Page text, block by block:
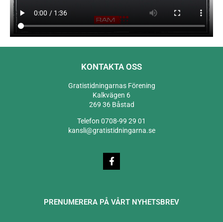
KONTAKTA OSS
Gratistidningarnas Förening
Kalkvägen 6
269 36 Båstad
Telefon 0708-99 29 01
kansli@gratistidningarna.se
PRENUMERERA PÅ VÅRT NYHETSBREV